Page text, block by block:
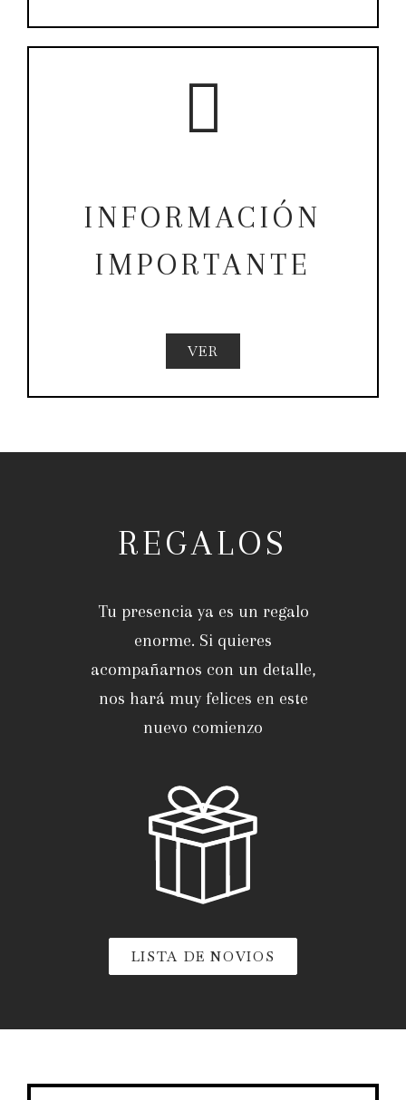
INFORMACIÓN
IMPORTANTE
VER
REGALOS
Tu presencia ya es un regalo
enorme. Si quieres
acompañarnos con un detalle,
nos hará muy felices en este
nuevo comienzo
LISTA DE NOVIOS